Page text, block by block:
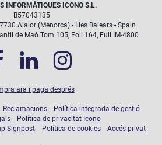
INFORMÀTIQUES ICONO S.L.
B57043135
Alaior (Menorca) - Illes Balears - Spain
de Maó Tom 105, Foli 164, Full IM-4800
ara i paga després
Reclamacions
Política integrada de gestió
Política de privacitat Icono
Signpost
Política de cookies Accés privat